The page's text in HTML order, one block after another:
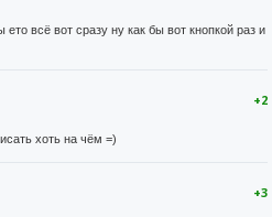
всё вот сразу ну как бы вот кнопкой раз и
+2
хоть на чём =)
+3